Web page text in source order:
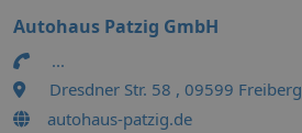
Autohaus Patzig GmbH
...
Dresdner Str. 58 , 09599 Freiberg
autohaus-patzig.de